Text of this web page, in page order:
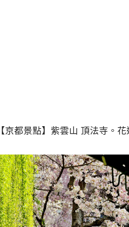
【京都景點】紫雲山 頂法寺。